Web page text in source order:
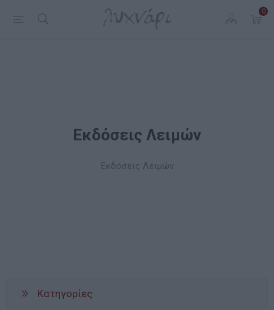
0
Εκδόσεις Λειμών
Εκδόσεις Λειμών
Κατηγορίες